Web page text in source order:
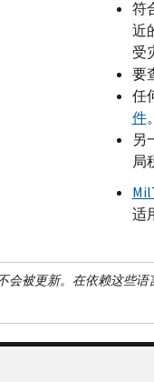
符
近
受
要
任
件
另
局
适
会被更新。在依赖这些语